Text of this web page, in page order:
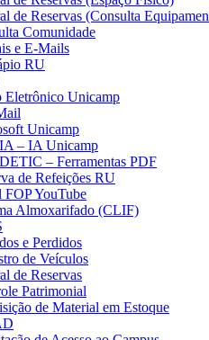
de Reservas (Consulta
Comunidade
e E-Mails
RU
Eletrônico Unicamp
Unicamp
– IA Unicamp
– Ferramentas PDF
de Refeições RU
FOP YouTube
Almoxarifado (CLIF)
e Perdidos
de Veículos
de Reservas
Patrimonial
de Material em Estoque